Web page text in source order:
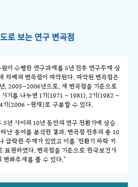
로 보는 연구 변곡점
이 수행한 연구과제를 5년 전후 연구주제 상
차례의 변곡점이 파악된다. 파악된 변곡점은
, 2005~2006년으로, 세 변곡점을 기준으로
기를 나누면 1기(1971 ~ 1981), 2기(1982 ~
(2006 ~현재)로 구분할 수 있다.
5년 사이의 10년 동안의 연구 전환기에 상승
난 용어를 분석한 결과, 변곡점 전후의 총 10
급락한 주제가 있었고 이를 '전환기 하락 키
표현하였다. 변곡점을 기준으로 한국보건사
변화추세를 볼 수 있다."